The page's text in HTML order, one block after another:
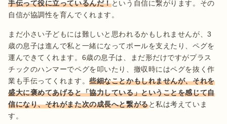
手伝って役に立っているんだ！という自信に繋がります。その
自信が協調性を育んでくれます。
まだ小さい子どもには難しいと思われるかもしれませんが、3
歳の息子は進んで私と一緒になってポールを支えたり、ペグを
運んできてくれます。6歳の息子は、まだ形だけですがプラス
チックのハンマーでペグを叩いたり、撤収時にはペグを抜く作
業も手伝ってくれます。些細なことかもしれませんが、それを
盛大に褒めてあげると「協力している」ということを感じて自
信になり、それがまた次の成長へと繋がると私は考えていま
す。